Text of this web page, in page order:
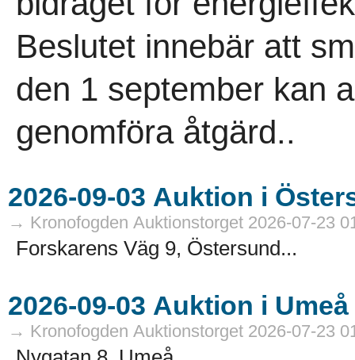
Beslutet innebär att
den 1 september kan
genomföra åtgärd..
→ Kronofogden Auktionstorget 2026-07-23
Forskarens Väg 9, Östersund...
→ Kronofogden Auktionstorget 2026-07-23